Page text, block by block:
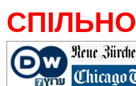
СПІЛЬНО